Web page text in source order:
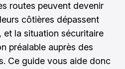
routes peuvent devenir
côtières dépassent
et la situation sécuritaire
préalable auprès des
Ce guide vous aide donc